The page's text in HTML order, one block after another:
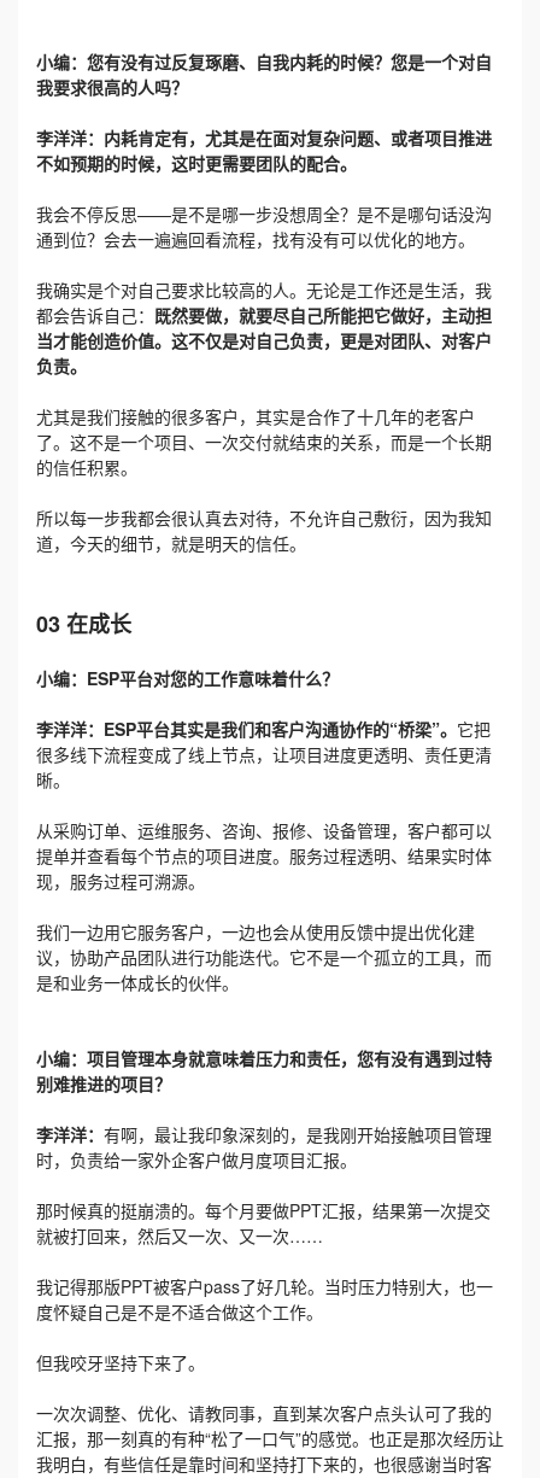
小编： 您有没有过反复琢磨、自我内耗的时候？您是一个对自
我要求很高的人吗？
李洋洋： 内耗肯定有，尤其是在面对复杂问题、或者项目推进
不如预期的时候，这时更需要团队的配合。
我会不停反思——是不是哪一步没想周全？是不是哪句话没沟
通到位？会去一遍遍回看流程，找有没有可以优化的地方。
我确实是个对自己要求比较高的人。无论是工作还是生活，我
都会告诉自己： 既然要做，就要尽自己所能把它做好，主动担
当才能创造价值。这不仅是对自己负责，更是对团队、对客户
负责。
尤其是我们接触的很多客户，其实是合作了十几年的老客户
了。这不是一个项目、一次交付就结束的关系，而是一个长期
的信任积累。
所以每一步我都会很认真去对待，不允许自己敷衍，因为我知
道，今天的细节，就是明天的信任。
03 在成长
小编：ESP平台对您的工作意味着什么？
李洋洋： ESP平台其实是我们和客户沟通协作的“桥梁”。 它把
很多线下流程变成了线上节点，让项目进度更透明、责任更清
晰。
从采购订单、运维服务、咨询、报修、设备管理，客户都可以
提单并查看每个节点的项目进度。服务过程透明、结果实时体
现，服务过程可溯源。
我们一边用它服务客户，一边也会从使用反馈中提出优化建
议，协助产品团队进行功能迭代。它不是一个孤立的工具，而
是和业务一体成长的伙伴。
小编：项目管理本身就意味着压力和责任，您有没有遇到过特
别难推进的项目？
李洋洋： 有啊，最让我印象深刻的，是我刚开始接触项目管理
时，负责给一家外企客户做月度项目汇报。
那时候真的挺崩溃的。每个月要做PPT汇报，结果第一次提交
就被打回来，然后又一次、又一次……
我记得那版PPT被客户pass了好几轮。当时压力特别大，也一
度怀疑自己是不是不适合做这个工作。
但我咬牙坚持下来了。
一次次调整、优化、请教同事，直到某次客户点头认可了我的
汇报，那一刻真的有种“松了一口气”的感觉。也正是那次经历让
我明白，有些信任是靠时间和坚持打下来的，也很感谢当时客